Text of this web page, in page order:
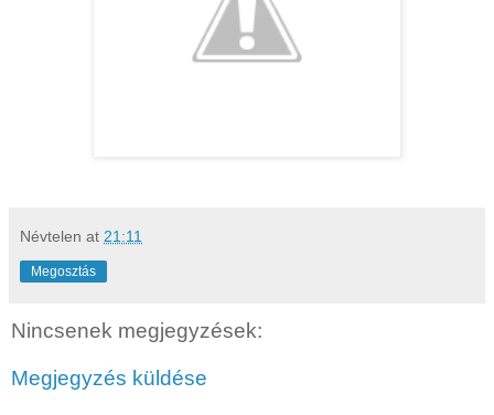
Névtelen at 21:11
Megosztás
Nincsenek megjegyzések:
Megjegyzés küldése